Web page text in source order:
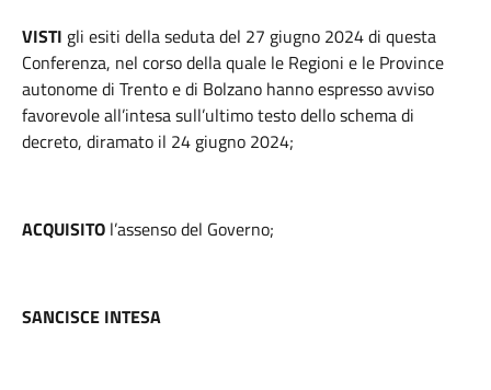
VISTI gli esiti della seduta del 27 giugno 2024 di questa
Conferenza, nel corso della quale le Regioni e le Province
autonome di Trento e di Bolzano hanno espresso avviso
favorevole all’intesa sull’ultimo testo dello schema di
decreto, diramato il 24 giugno 2024;
ACQUISITO l’assenso del Governo;
SANCISCE INTESA